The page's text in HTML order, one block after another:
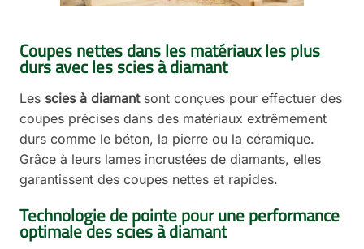
Coupes nettes dans les matériaux les plus
durs avec les scies à diamant
Les scies à diamantsont conçues pour effectuer des
coupes précises dans des matériaux extrêmement
durs comme le béton, la pierre ou la céramique.
Grâce à leurs lames incrustées de diamants, elles
garantissent des coupes nettes et rapides.
Technologie de pointe pour une performance
optimale des scies à diamant